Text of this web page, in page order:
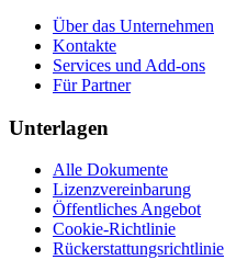
Über das Unternehmen
Kontakte
Services und Add-ons
Für Partner
Unterlagen
Alle Dokumente
Lizenzvereinbarung
Öffentliches Angebot
Cookie-Richtlinie
Rückerstattungsrichtlinie